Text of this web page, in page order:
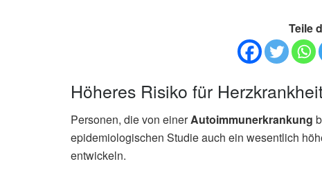
Teile
Höheres Risiko für
Personen, die von einerAutoimmunerkrankung
epidemiologischen Studie auch ein wesentlich
entwickeln.